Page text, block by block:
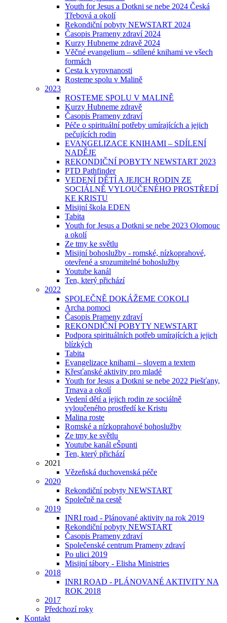
Youth for Jesus a Dotkni se nebe 2024 Česká
Třebová a okolí
Rekondiční pobyty NEWSTART 2024
Časopis Prameny zdraví 2024
Kurzy Hubneme zdravě 2024
Věčné evangelium – sdílené knihami ve všech
formách
Cesta k vyrovnanosti
Rosteme spolu v Malině
2023
ROSTEME SPOLU V MALINĚ
Kurzy Hubneme zdravě
Časopis Prameny zdraví
Péče o spirituální potřeby umírajících a jejich
pečujících rodin
EVANGELIZACE KNIHAMI – SDÍLENÍ
NADĚJE
REKONDIČNÍ POBYTY NEWSTART 2023
PTD Pathfinder
VEDENÍ DĚTÍ A JEJICH RODIN ZE
SOCIÁLNĚ VYLOUČENÉHO PROSTŘEDÍ
KE KRISTU
Misijní škola EDEN
Tabita
Youth for Jesus a Dotkni se nebe 2023 Olomouc
a okolí
Ze tmy ke světlu
Misijní bohoslužby - romské, nízkoprahové,
otevřené a srozumitelné bohoslužby
Youtube kanál
Ten, který přichází
2022
SPOLEČNĚ DOKÁŽEME COKOLI
Archa pomoci
Časopis Prameny zdraví
REKONDIČNÍ POBYTY NEWSTART
Podpora spirituálních potřeb umírajících a jejich
blízkých
Tabita
Evangelizace knihami – slovem a textem
Křesťanské aktivity pro mladé
Youth for Jesus a Dotkni se nebe 2022 Piešťany,
Trnava a okolí
Vedení dětí a jejich rodin ze sociálně
vyloučeného prostředí ke Kristu
Malina roste
Romské a nízkoprahové bohoslužby
Ze tmy ke světlu
Youtube kanál eŠpunti
Ten, který přichází
2021
Vězeňská duchovenská péče
2020
Rekondiční pobyty NEWSTART
Společně na cestě
2019
INRI road - Plánované aktivity na rok 2019
Rekondiční pobyty NEWSTART
Časopis Prameny zdraví
Společenské centrum Prameny zdraví
Po ulici 2019
Misijní tábory - Elisha Ministries
2018
INRI ROAD - PLÁNOVANÉ AKTIVITY NA
ROK 2018
2017
Předchozí roky
Kontakt